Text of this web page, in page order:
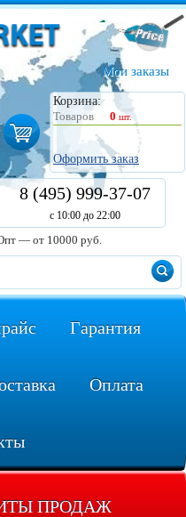
Мои заказы
Корзина:
Товаров
0 шт.
Оформить заказ
8 (495) 999-37-07
с 10:00 до 22:00
— от 10000 руб.
Гарантия
Оплата
ПРОДАЖ